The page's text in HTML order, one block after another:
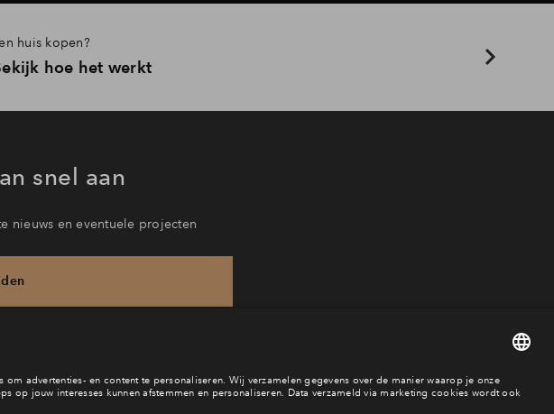
huis kopen?
hoe het werkt
snel aan
nieuws en eventuele projecten
ons op
tijdens feestdagen)